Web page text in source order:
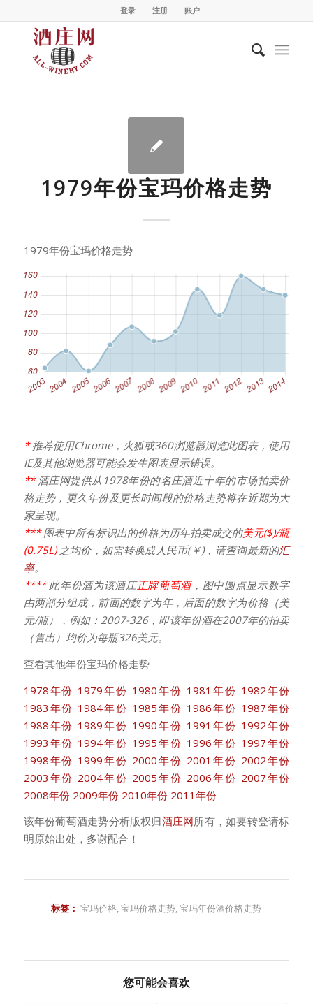
登录 注册 账户
1979年份宝玛价格走势
1979年份宝玛价格走势
*推荐使用Chrome，火狐或360浏览器浏览此图表，使用
IE及其他浏览器可能会发生图表显示错误。
** 酒庄网提供从1978年份的名庄酒近十年的市场拍卖价
格走势，更久年份及更长时间段的价格走势将在近期为大
家呈现。
***图表中所有标识出的价格为历年拍卖成交的美元($)/瓶
(0.75L)之均价，如需转换成人民币(￥)，请查询最新的汇
率。
****此年份酒为该酒庄正牌葡萄酒，图中圆点显示数字
由两部分组成，前面的数字为年，后面的数字为价格（美
元/瓶），例如：2007-326，即该年份酒在2007年的拍卖
（售出）均价为每瓶326美元。
查看其他年份宝玛价格走势
1978年份 1979年份 1980年份 1981年份 1982年份
1983年份 1984年份 1985年份 1986年份 1987年份
1988年份 1989年份 1990年份 1991年份 1992年份
1993年份 1994年份 1995年份 1996年份 1997年份
1998年份 1999年份 2000年份 2001年份 2002年份
2003年份 2004年份 2005年份 2006年份 2007年份
2008年份 2009年份 2010年份 2011年份
该年份葡萄酒走势分析版权归酒庄网所有，如要转登请标
明原始出处，多谢配合！
标签： 宝玛价格,宝玛价格走势,宝玛年份酒价格走势
您可能会喜欢